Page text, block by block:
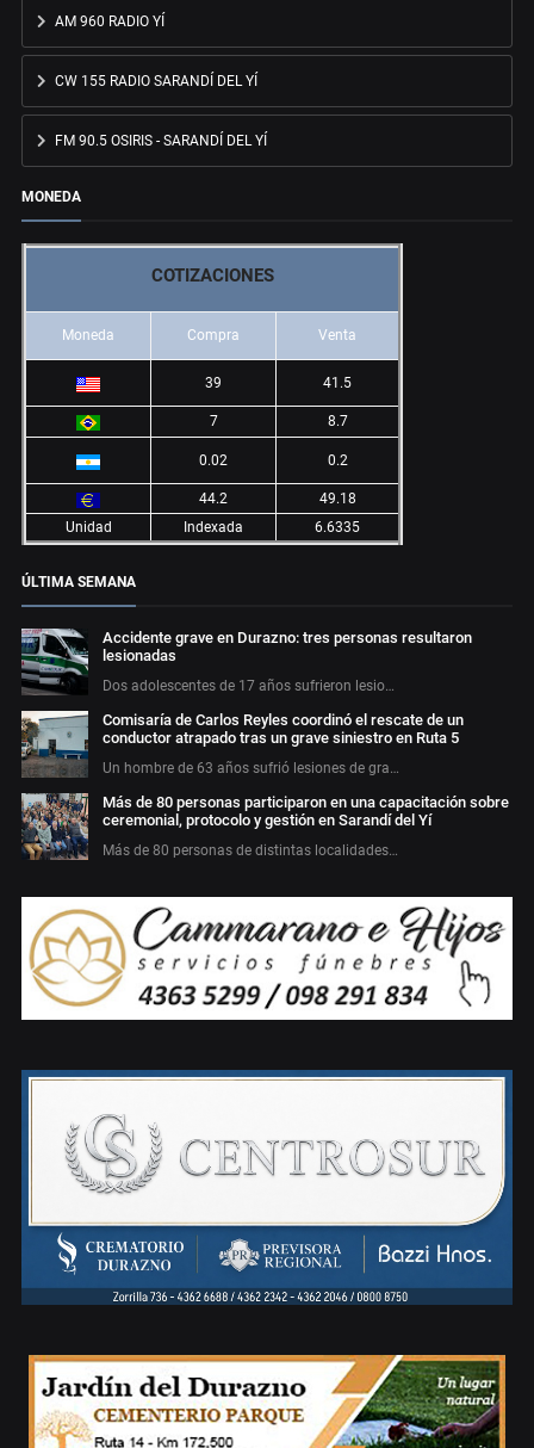
AM 960 RADIO YÍ
CW 155 RADIO SARANDÍ DEL YÍ
FM 90.5 OSIRIS - SARANDÍ DEL YÍ
MONEDA
COTIZACIONES
Moneda Compra Venta
39 41.5
7 8.7
0.02 0.2
44.2
49.18
Unidad
Indexada 6.6335
ÚLTIMA SEMANA
Accidente grave en Durazno: tres personas resultaron
lesionadas
Dos adolescentes de 17 años sufrieron lesio…
Comisaría de Carlos Reyles coordinó el rescate de un
conductor atrapado tras un grave siniestro en Ruta 5
Un hombre de 63 años sufrió lesiones de gra…
Más de 80 personas participaron en una capacitación sobre
ceremonial, protocolo y gestión en Sarandí del Yí
Más de 80 personas de distintas localidades…